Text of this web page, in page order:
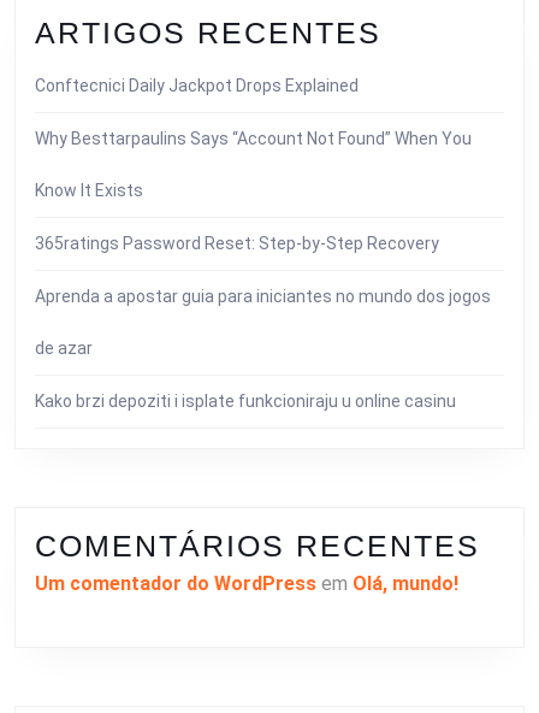
ARTIGOS RECENTES
Conftecnici Daily Jackpot Drops Explained
Why Besttarpaulins Says “Account Not Found” When You
Know It Exists
365ratings Password Reset: Step-by-Step Recovery
Aprenda a apostar guia para iniciantes no mundo dos jogos
de azar
Kako brzi depoziti i isplate funkcioniraju u online casinu
COMENTÁRIOS RECENTES
Um comentador do WordPress em Olá, mundo!